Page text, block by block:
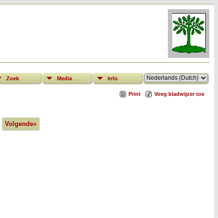
Zoek Media Info
Print Voeg bladwijzer toe
Volgende»